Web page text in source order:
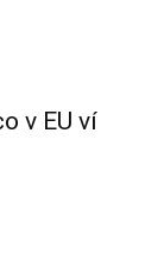
v EU ví